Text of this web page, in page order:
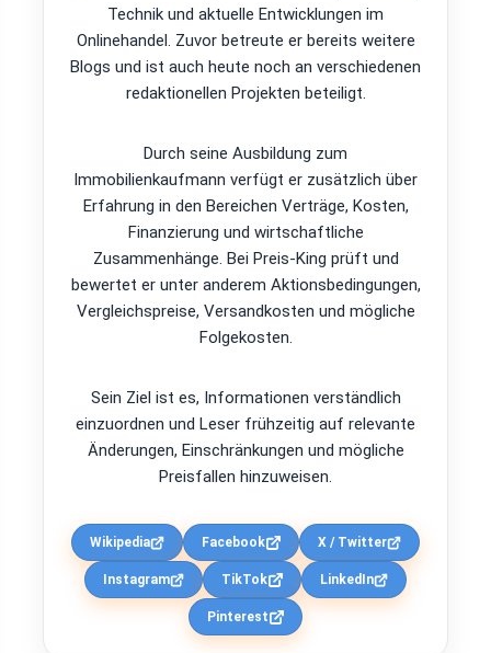
Technik und aktuelle Entwicklungen im
Onlinehandel. Zuvor betreute er bereits weitere
Blogs und ist auch heute noch an verschiedenen
redaktionellen Projekten beteiligt.
Durch seine Ausbildung zum
Immobilienkaufmann verfügt er zusätzlich über
Erfahrung in den Bereichen Verträge, Kosten,
Finanzierung und wirtschaftliche
Zusammenhänge. Bei Preis-King prüft und
bewertet er unter anderem Aktionsbedingungen,
Vergleichspreise, Versandkosten und mögliche
Folgekosten.
Sein Ziel ist es, Informationen verständlich
einzuordnen und Leser frühzeitig auf relevante
Änderungen, Einschränkungen und mögliche
Preisfallen hinzuweisen.
Wikipedia Facebook X / Twitter
Instagram TikTok LinkedIn
Pinterest